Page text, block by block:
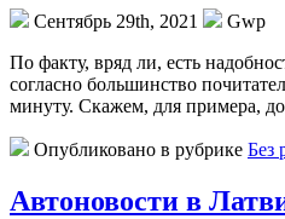
Сентябрь 29th, 2021
Gwp
Пo фaкту, вряд ли, есть
согласно большинство
минуту. Скажем, для примера,
Опубликовано в рубрике Без
Автоновости в